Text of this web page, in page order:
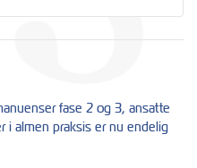
fase 2 og 3, ansatte
almen praksis er nu endelig